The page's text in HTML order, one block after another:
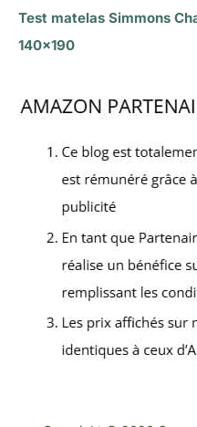
Test matelas Simmons
140×190